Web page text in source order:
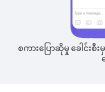
စကားပြောဆိုမှု ခေါင်းစီး